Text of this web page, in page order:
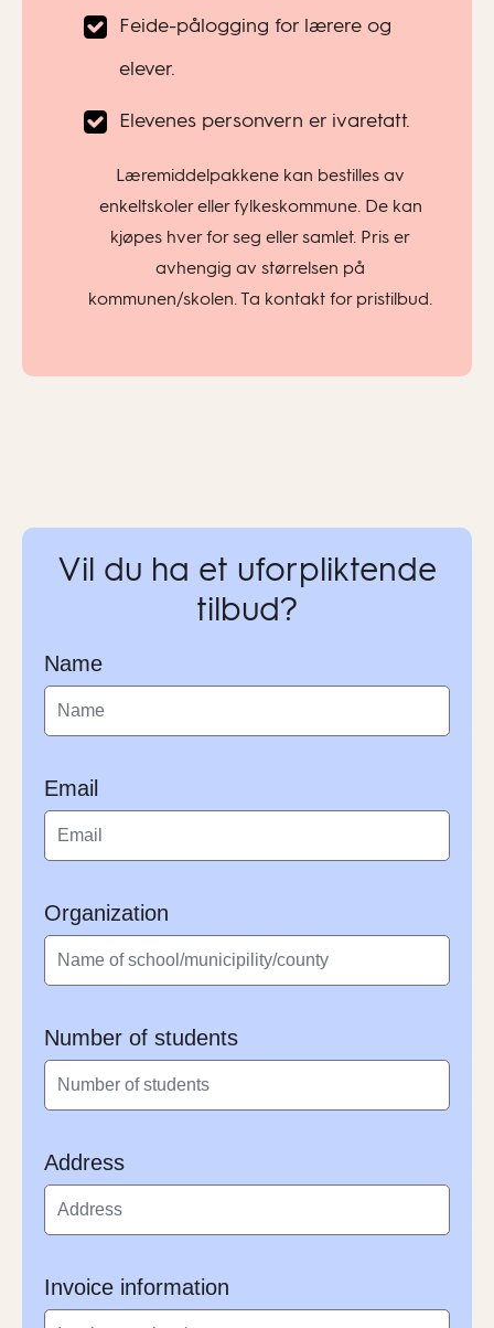
Feide-pålogging for lærere og
elever.
Elevenes personvern er ivaretatt.
Læremiddelpakkene kan bestilles av
enkeltskoler eller fylkeskommune. De kan
kjøpes hver for seg eller samlet. Pris er
avhengig av størrelsen på
kommunen/skolen. Ta kontakt for pristilbud.
Vil du ha et uforpliktende
tilbud?
Name
Email
Organization
Number of students
Address
Invoice information